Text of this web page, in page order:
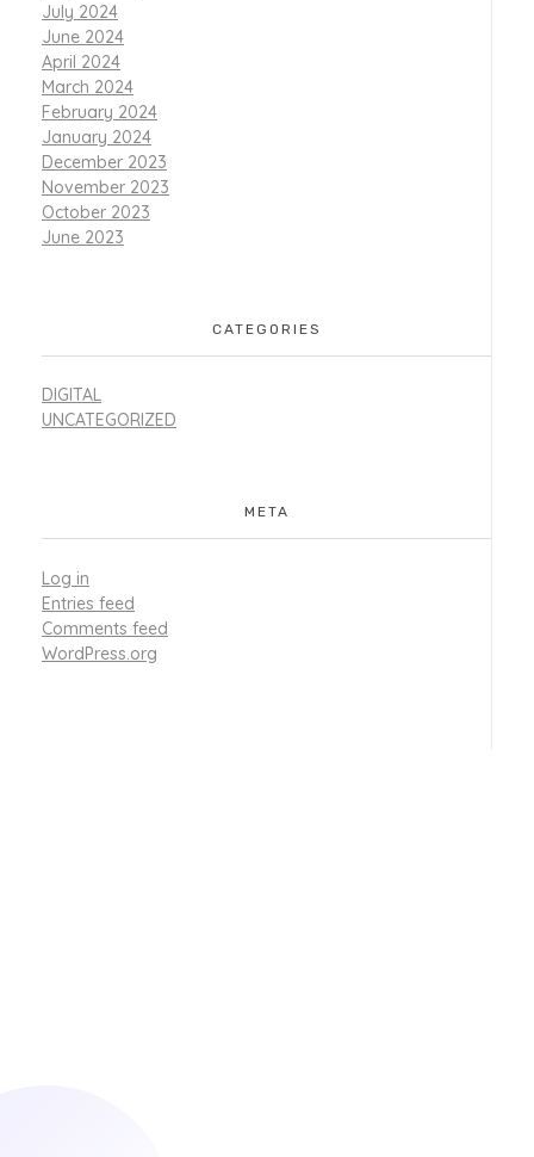
July 2024
June 2024
April 2024
March 2024
February 2024
January 2024
December 2023
November 2023
October 2023
June 2023
CATEGORIES
DIGITAL
UNCATEGORIZED
META
Log in
Entries feed
Comments feed
WordPress.org